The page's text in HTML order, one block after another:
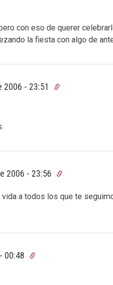
con eso de querer
la fiesta con algo de
2006 - 23:51
2006 - 23:56
a todos los que te
00:48